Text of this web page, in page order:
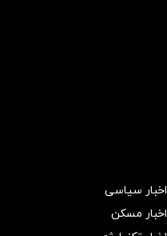
اخبار سیاسی
اخبار مسکن